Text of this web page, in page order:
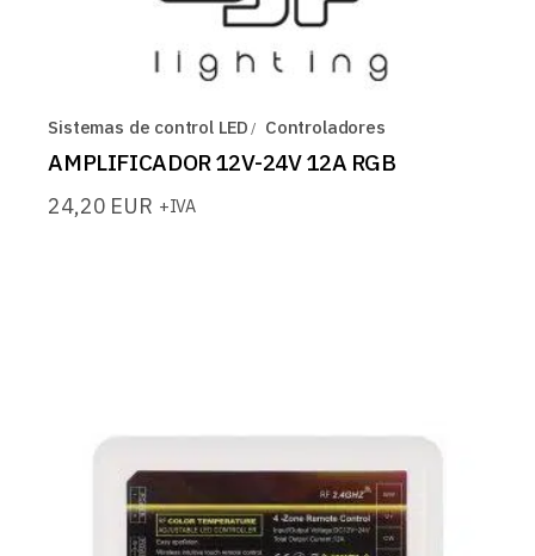
Sistemas de control LED Controladores
AMPLIFICADOR 12V-24V 12A RGB
24,20 EUR +IVA